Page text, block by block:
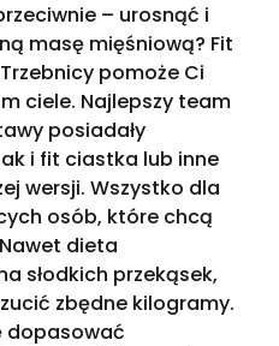
– urosnąć i
masę mięśniową? Fit
pomoże Ci
ciele. Najlepszy team
posiadały
i fit ciastka lub inne
wersji. Wszystko dla
osób, które chcą
dieta
słodkich przekąsek,
zbędne kilogramy.
dopasować